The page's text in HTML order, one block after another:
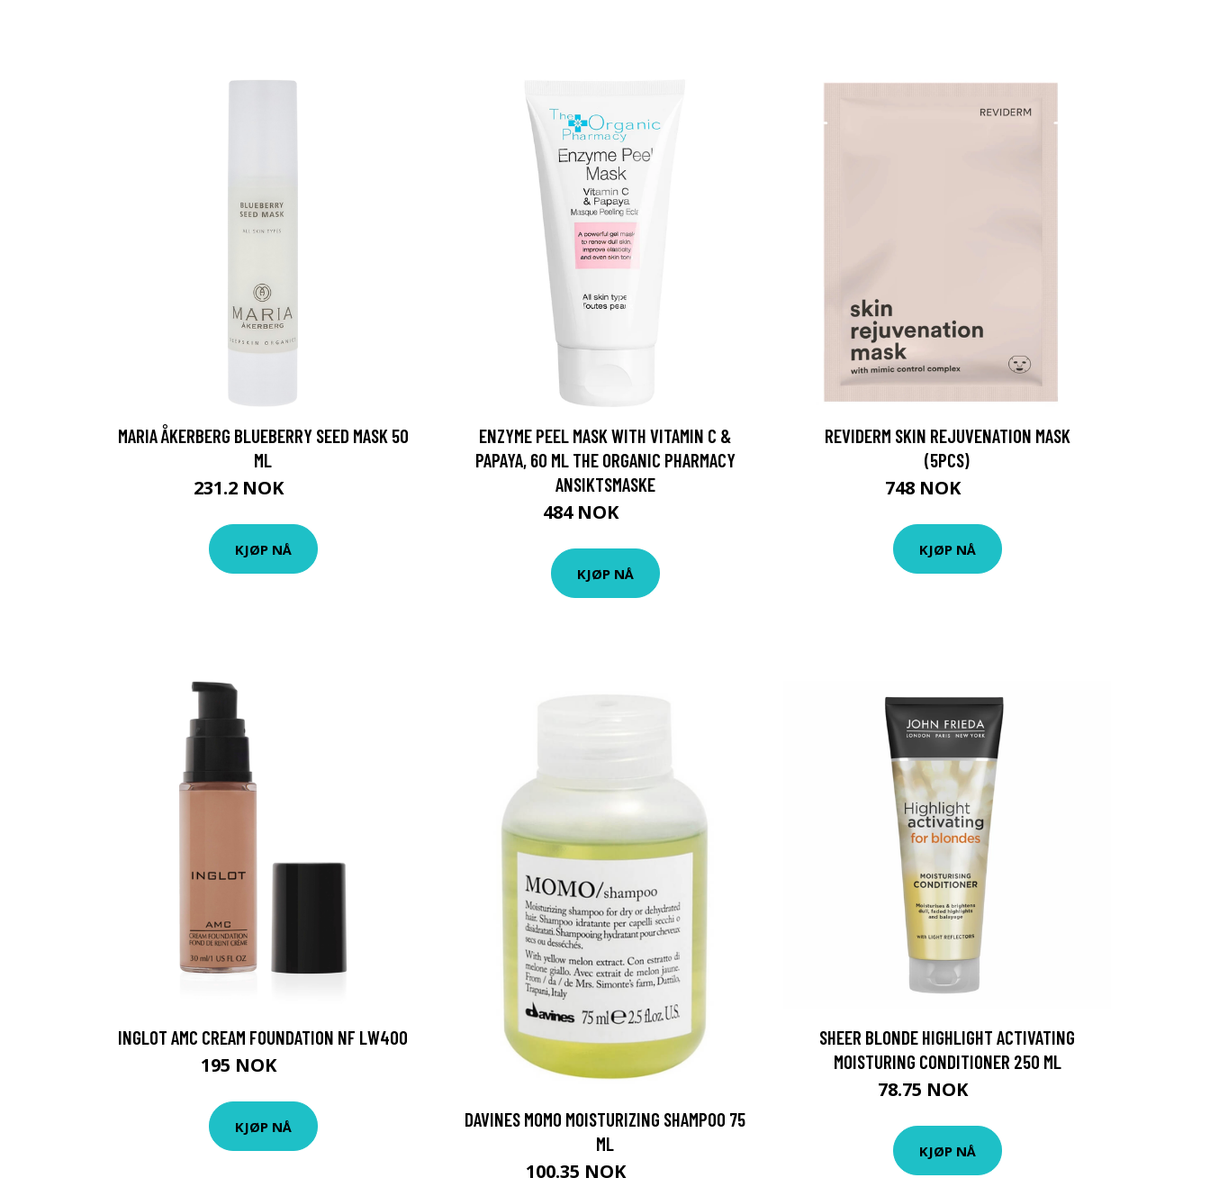
MARIA ÅKERBERG BLUEBERRY SEED MASK 50
ML
231.2 NOK
KJØP NÅ
ENZYME PEEL MASK WITH VITAMIN C &
PAPAYA, 60 ML THE ORGANIC PHARMACY
ANSIKTSMASKE
484 NOK
KJØP NÅ
REVIDERM SKIN REJUVENATION MASK
(5PCS)
748 NOK
KJØP NÅ
INGLOT AMC CREAM FOUNDATION NF LW400
195 NOK
KJØP NÅ
DAVINES MOMO MOISTURIZING SHAMPOO 75
ML
100.35 NOK
SHEER BLONDE HIGHLIGHT ACTIVATING
MOISTURING CONDITIONER 250 ML
78.75 NOK
KJØP NÅ